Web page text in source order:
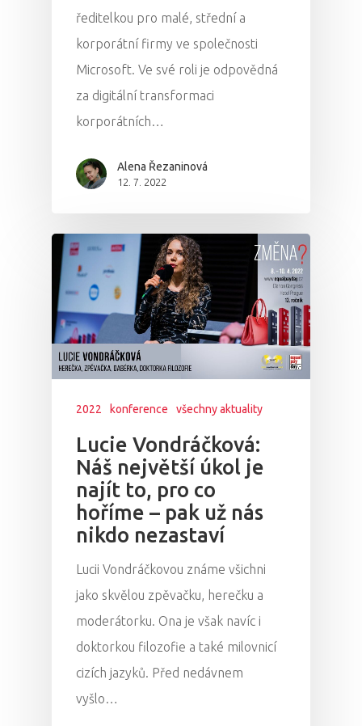
ředitelkou pro malé, střední a
korporátní firmy ve společnosti
Microsoft. Ve své roli je odpovědná
za digitální transformaci
korporátních…
Alena Řezaninová
12. 7. 2022
2022 konference všechny aktuality
Lucie Vondráčková:
Náš největší úkol je
najít to, pro co
hoříme – pak už nás
nikdo nezastaví
Lucii Vondráčkovou známe všichni
jako skvělou zpěvačku, herečku a
moderátorku. Ona je však navíc i
doktorkou filozofie a také milovnicí
cizích jazyků. Před nedávnem
vyšlo…